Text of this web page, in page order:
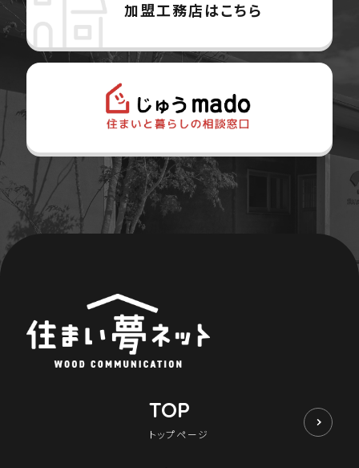
加盟工務店はこちら
TOP
トップページ